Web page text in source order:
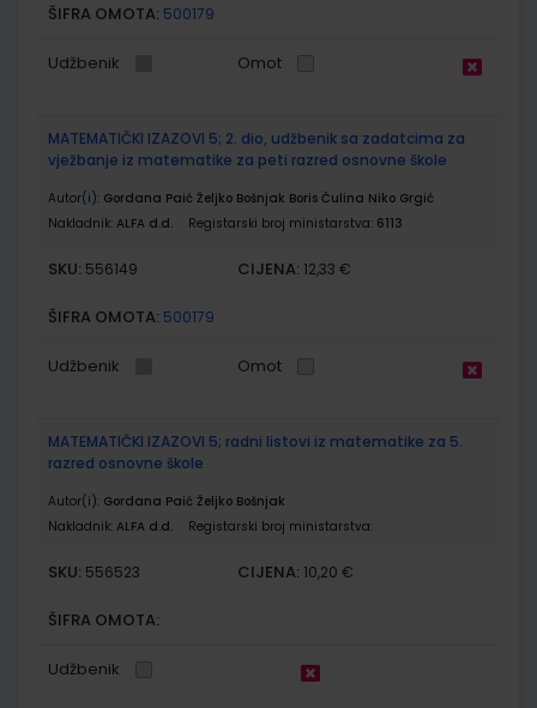
ŠIFRA OMOTA: 500179
Udžbenik Omot
MATEMATIČKI IZAZOVI 5; 2. dio, udžbenik sa zadatcima za
vježbanje iz matematike za peti razred osnovne škole
Autor(i): Gordana Paić Željko Bošnjak Boris Čulina Niko Grgić
Nakladnik: ALFA d.d. Registarski broj ministarstva: 6113
SKU: 556149 CIJENA: 12,33 €
ŠIFRA OMOTA: 500179
Udžbenik Omot
MATEMATIČKI IZAZOVI 5; radni listovi iz matematike za 5.
razred osnovne škole
Autor(i): Gordana Paić Željko Bošnjak
Nakladnik: ALFA d.d. Registarski broj ministarstva:
SKU: 556523 CIJENA: 10,20 €
ŠIFRA OMOTA:
Udžbenik